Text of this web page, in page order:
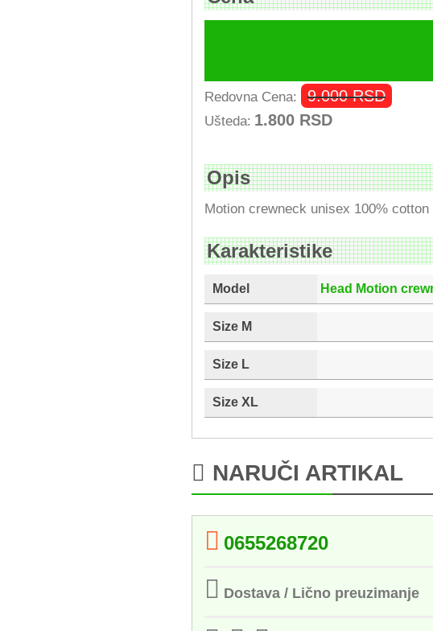
Redovna Cena: 9.000RSD
Ušteda: 1.800 RSD
Opis
Motion crewneck unisex 100% cotton
Karakteristike
Model Head Motion
Size M
Size L
Size XL
NARUČI ARTIKAL
0655268720
Dostava / Lično preuzimanje